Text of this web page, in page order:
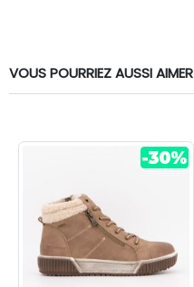
VOUS POURRIEZ AUSSI AIMER